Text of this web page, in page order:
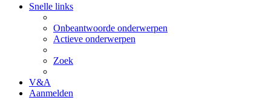
Snelle links
Onbeantwoorde onderwerpen
Actieve onderwerpen
Zoek
V&A
Aanmelden